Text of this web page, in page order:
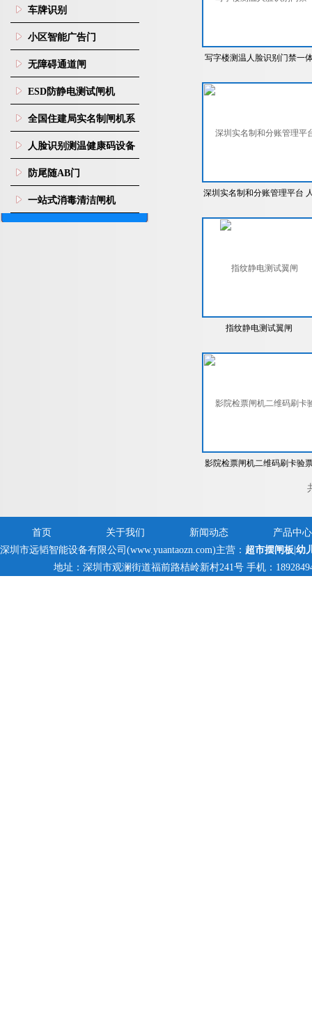
车牌识别
小区智能广告门
无障碍通道闸
ESD防静电测试闸机
全国住建局实名制闸机系
统
人脸识别测温健康码设备
防尾随AB门
一站式消毒清洁闸机
写字楼测温人脸识别门禁一
深圳实名制和分账管理平台
指纹静电测试翼闸
影院检票闸机二维码刷卡验
首页 关于我们 新闻动态
产品中心
深圳市远韬智能设备有限公司(www.yuantaozn.com)主营： 超市摆闸板 幼
地址：深圳市观澜街道福前路桔岭新村241号 手机：